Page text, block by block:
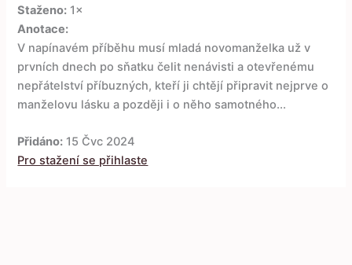
Staženo: 1×
Anotace:
V napínavém příběhu musí mladá novomanželka už v
prvních dnech po sňatku čelit nenávisti a otevřenému
nepřátelství příbuzných, kteří ji chtějí připravit nejprve o
manželovu lásku a později i o něho samotného...
Přidáno: 15 Čvc 2024
Pro stažení se přihlaste